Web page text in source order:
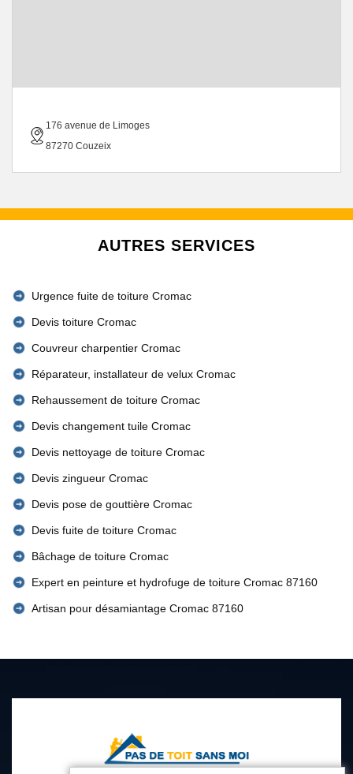
176 avenue de Limoges
87270 Couzeix
AUTRES SERVICES
Urgence fuite de toiture Cromac
Devis toiture Cromac
Couvreur charpentier Cromac
Réparateur, installateur de velux Cromac
Rehaussement de toiture Cromac
Devis changement tuile Cromac
Devis nettoyage de toiture Cromac
Devis zingueur Cromac
Devis pose de gouttière Cromac
Devis fuite de toiture Cromac
Bâchage de toiture Cromac
Expert en peinture et hydrofuge de toiture Cromac 87160
Artisan pour désamiantage Cromac 87160